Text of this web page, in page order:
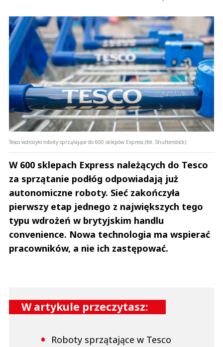
Tesco wdrożyło roboty sprzątające do 600 sklepów Express (fot. Shutterstock)
W 600 sklepach Express należących do Tesco
za sprzątanie podłóg odpowiadają już
autonomiczne roboty. Sieć zakończyła
pierwszy etap jednego z największych tego
typu wdrożeń w brytyjskim handlu
convenience. Nowa technologia ma wspierać
pracowników, a nie ich zastępować.
W artykule przeczytasz:
Roboty sprzątające w Tesco